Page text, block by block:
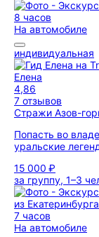
8 часов
На автомобиле
индивидуальная
Елена
4,86
7 отзывов
Стражи Азов-
Попасть во
уральские
15 000 ₽
за группу, 1–3
7 часов
На автомобиле